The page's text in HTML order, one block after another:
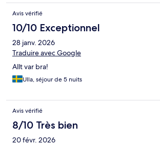
Avis vérifié
10/10 Exceptionnel
28 janv. 2026
Traduire avec Google
Allt var bra!
Ulla, séjour de 5 nuits
Avis vérifié
8/10 Très bien
20 févr. 2026